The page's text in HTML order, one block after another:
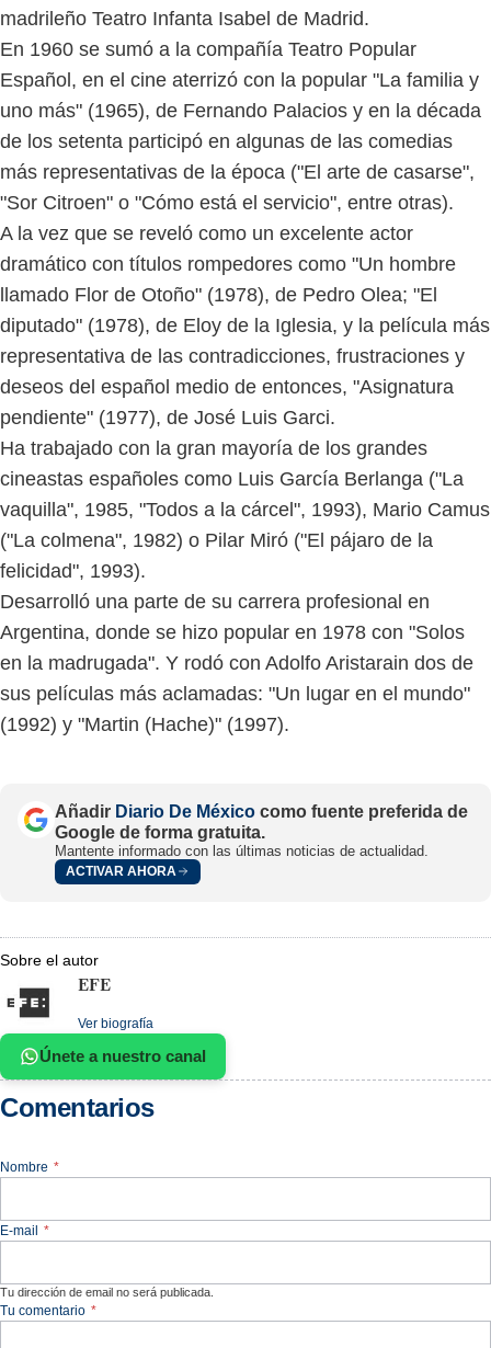
madrileño Teatro Infanta Isabel de Madrid.
En 1960 se sumó a la compañía Teatro Popular
Español, en el cine aterrizó con la popular "La familia y
uno más" (1965), de Fernando Palacios y en la década
de los setenta participó en algunas de las comedias
más representativas de la época ("El arte de casarse",
"Sor Citroen" o "Cómo está el servicio", entre otras).
A la vez que se reveló como un excelente actor
dramático con títulos rompedores como "Un hombre
llamado Flor de Otoño" (1978), de Pedro Olea; "El
diputado" (1978), de Eloy de la Iglesia, y la película más
representativa de las contradicciones, frustraciones y
deseos del español medio de entonces, "Asignatura
pendiente" (1977), de José Luis Garci.
Ha trabajado con la gran mayoría de los grandes
cineastas españoles como Luis García Berlanga ("La
vaquilla", 1985, "Todos a la cárcel", 1993), Mario Camus
("La colmena", 1982) o Pilar Miró ("El pájaro de la
felicidad", 1993).
Desarrolló una parte de su carrera profesional en
Argentina, donde se hizo popular en 1978 con "Solos
en la madrugada". Y rodó con Adolfo Aristarain dos de
sus películas más aclamadas: "Un lugar en el mundo"
(1992) y "Martin (Hache)" (1997).
Añadir Diario De México como fuente preferida de
Google de forma gratuita.
Mantente informado con las últimas noticias de actualidad.
ACTIVAR AHORA
Sobre el autor
EFE
Ver biografía
Únete a nuestro canal
Comentarios
Nombre *
E-mail *
Tu dirección de email no será publicada.
Tu comentario *